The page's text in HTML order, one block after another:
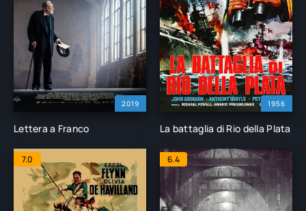
2019
Lettera a Franco
1956
La battaglia di Rio della Plata
7.0 6.4